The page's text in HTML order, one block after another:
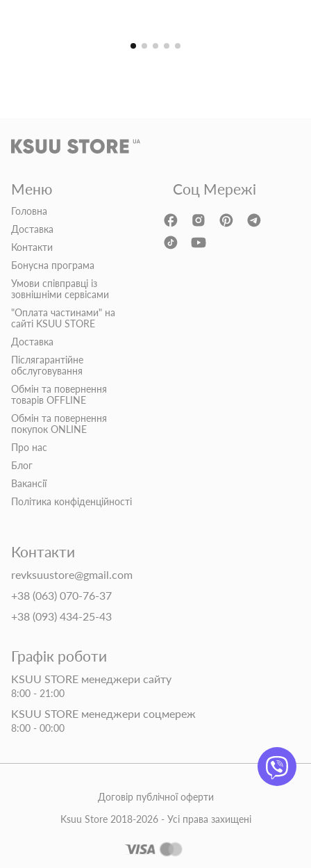
Меню
Головна
Доставка
Контакти
Бонусна програма
Умови співправці із
зовнішніми сервісами
"Оплата частинами" на
сайті KSUU STORE
Доставка
Післягарантійне
обслуговування
Обмін та повернення
товарів OFFLINE
Обмін та повернення
покупок ONLINE
Про нас
Блог
Вакансії
Політика конфіденційності
Контакти
revksuustore@gmail.com
+38 (063) 070-76-37
+38 (093) 434-25-43
Графік роботи
KSUU STORE менеджери сайту
8:00 - 21:00
KSUU STORE менеджери соцмереж
8:00 - 00:00
Соц Мережі
Ksuu Store 2018-2026 - Усі права захищені
Договір публічної оферти